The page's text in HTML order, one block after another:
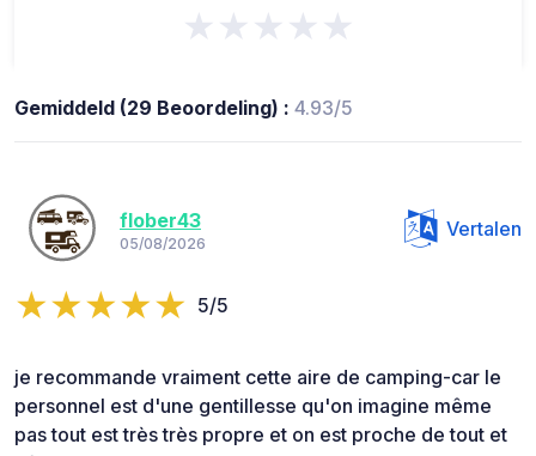
★★★★★
Gemiddeld (29 Beoordeling) : 4.93/5
flober43
05/08/2026
Vertalen
5/5
je recommande vraiment cette aire de camping-car le
personnel est d'une gentillesse qu'on imagine même
pas tout est très très propre et on est proche de tout et